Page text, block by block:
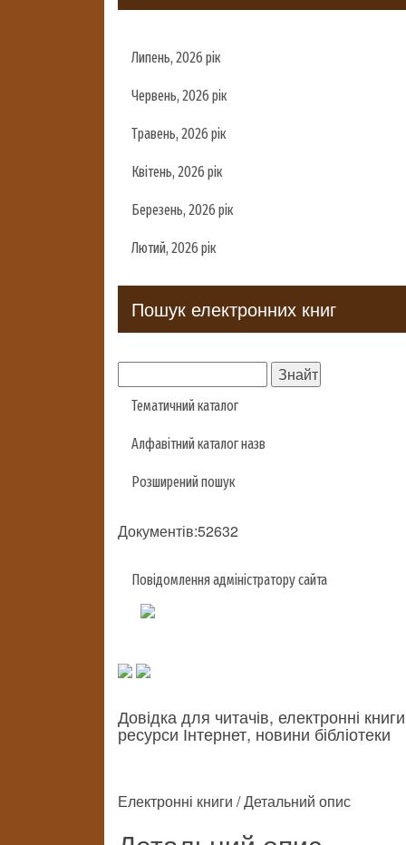
Липень, 2026 рік
Червень, 2026 рік
Травень, 2026 рік
Квітень, 2026 рік
Березень, 2026 рік
Лютий, 2026 рік
Пошук електронних книг
Тематичний каталог
Алфавітний каталог назв
Розширений пошук
Документів:52632
Повідомлення адміністратору сайта
Довідка для читачів, електронні
ресурси Інтернет, новини бібліотеки
Електронні книги / Детальний опис